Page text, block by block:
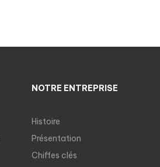
NOTRE ENTREPRISE
Histoire
Présentation
Chiffes clés